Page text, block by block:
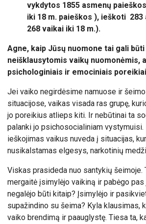
vykdytos 1855 asmenų
iki 18 m. paieškos ), ieškoti 283
268 vaikai iki 18 m.).
Agne, kaip Jūsų nuomone tai gali
neišklausytomis vaikų nuomonėmis,
psichologiniais ir emociniais
Jei vaiko negirdėsime namuose ir
situacijose, vaikas visada ras grupę,
jo poreikius atlieps kiti. Ir nebūtinai ta
palanki jo psichosocialiniam vystymuisi.
ieškojimas vaikus nuveda į situacijas,
nusikalstamas elgesys, narkotinių
Viskas prasideda nuo santykių šeimoje.
mergaitė įsimylėjo vaikiną ir pabėgo pas
negalėjo būti kitaip? Įsimylėjo ir
supažindino su šeima? Kyla klausimas,
vaiko brendimą ir paauglystę. Tiesa ta,